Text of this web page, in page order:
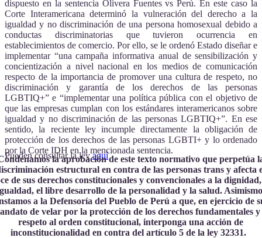
dispuesto en la sentencia Olivera Fuentes vs Perú. En este caso la
Corte Interamericana determinó la vulneración del derecho a la
igualdad y no discriminación de una persona homosexual debido a
conductas discriminatorias que tuvieron ocurrencia en
establecimientos de comercio. Por ello, se le ordenó Estado diseñar e
implementar “una campaña informativa anual de sensibilización y
concientización a nivel nacional en los medios de comunicación
respecto de la importancia de promover una cultura de respeto, no
discriminación y garantía de los derechos de las personas
LGBTIQ+” e “implementar una política pública con el objetivo de
que las empresas cumplan con los estándares interamericanos sobre
igualdad y no discriminación de las personas LGBTIQ+”. En ese
sentido, la reciente ley incumple directamente la obligación de
protección de los derechos de las personas LGBTI+ y lo ordenado
por la Corte IDH en la mencionada sentencia.
Pueden consultar la leyaquí
la aprobación de este texto normativo que perpetúa
estructural en contra de las personas trans y afecta
de sus derechos constitucionales y convencionales a la
el libre desarrollo de la personalidad y la salud.
a la Defensoría del Pueblo de Perú a que, en ejercicio de
de velar por la protección de los derechos fundamentales y
respeto al orden constitucional, interponga una acción de
inconstitucionalidad en contra del artículo 5 de la ley 32331.